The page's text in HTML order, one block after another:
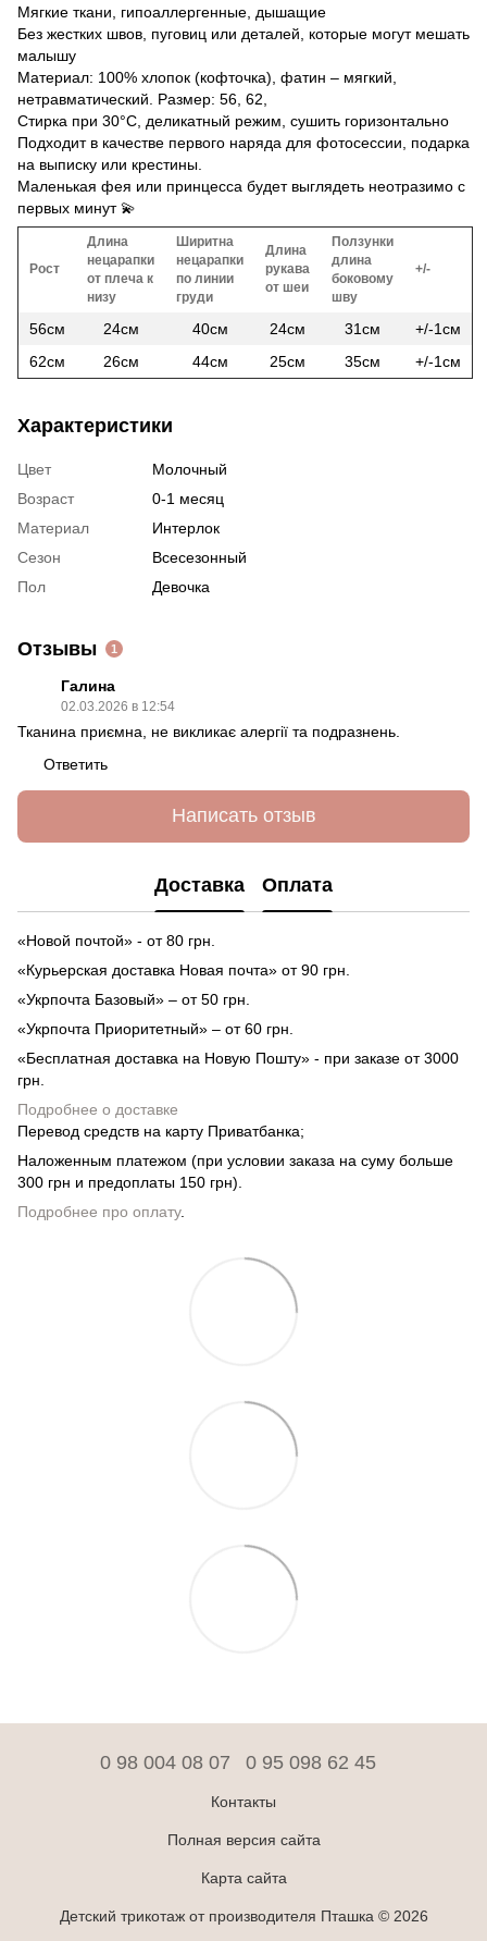
Мягкие ткани, гипоаллергенные, дышащие
Без жестких швов, пуговиц или деталей, которые могут мешать
малышу
Материал: 100% хлопок (кофточка), фатин – мягкий,
нетравматический. Размер: 56, 62,
Стирка при 30°С, деликатный режим, сушить горизонтально
Подходит в качестве первого наряда для фотосессии, подарка
на выписку или крестины.
Маленькая фея или принцесса будет выглядеть неотразимо с
первых минут 💫
Рост
Длина
нецарапки
от плеча к
низу
Ширитна
нецарапки
по линии
груди
Длина
рукава
от шеи
Ползунки
длина
боковому
шву
+/-
56см 24см 40см 24см 31см
+/-1см
62см
26см 44см 25см 35см +/-1см
Характеристики
Цвет
Молочный
Возраст
0-1 месяц
Материал
Интерлок
Сезон
Всесезонный
Пол
Девочка
Отзывы 1
Галина
02.03.2026 в 12:54
Тканина приємна, не викликає алергії та подразнень.
Ответить
Написать отзыв
Доставка Оплата
«Новой почтой» - от 80 грн.
«Курьерская доставка Новая почта» от 90 грн.
«Укрпочта Базовый» – от 50 грн.
«Укрпочта Приоритетный» – от 60 грн.
«Бесплатная доставка на Новую Пошту» - при заказе от 3000
грн.
Подробнее о доставке
Перевод средств на карту Приватбанка;
Наложенным платежом (при условии заказа на суму больше
300 грн и предоплаты 150 грн).
Подробнее про оплату.
0 98 004 08 07 0 95 098 62 45
Контакты
Полная версия сайта
Карта сайта
Детский трикотаж от производителя Пташка © 2026